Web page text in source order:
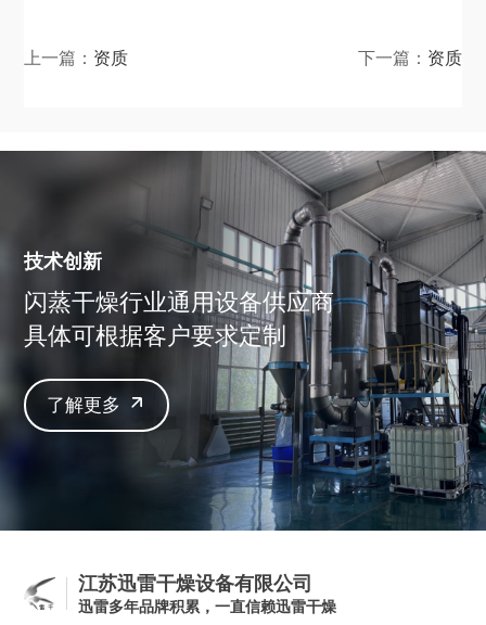
上一篇： 资质 下一篇： 资质
技术创新
闪蒸干燥行业通用设备供应商
具体可根据客户要求定制
了解更多
江苏迅雷干燥设备有限公司
迅雷多年品牌积累，一直信赖迅雷干燥